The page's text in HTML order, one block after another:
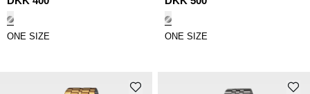
ONE SIZE ONE SIZE